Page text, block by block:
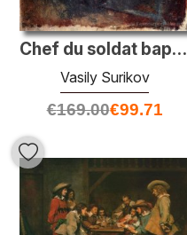
Chef du soldat baptisé
Vasily Surikov
€169.00€99.71